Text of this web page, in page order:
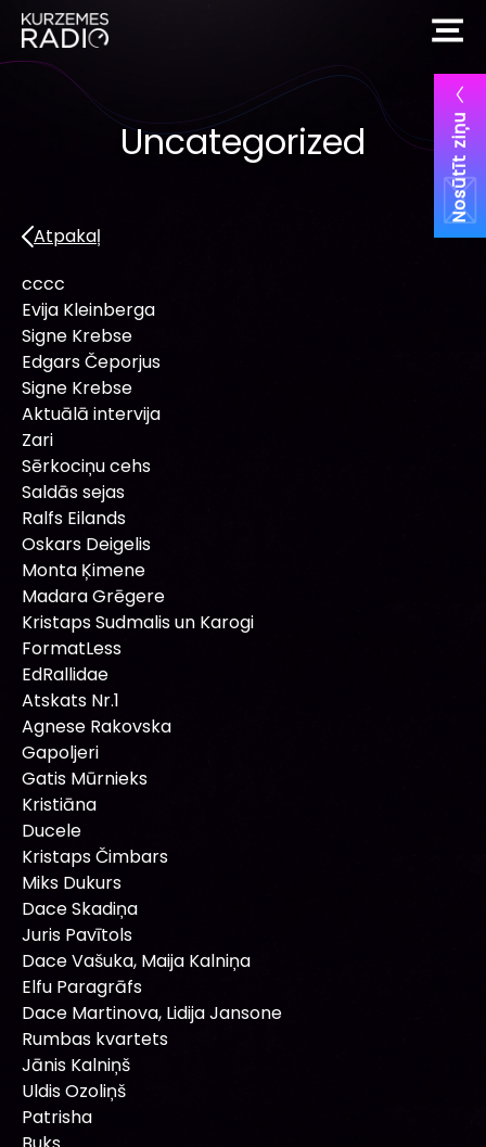
Nosūtīt ziņu
Uncategorized
Atpakaļ
cccc
Evija Kleinberga
Signe Krebse
Edgars Čeporjus
Signe Krebse
Aktuālā intervija
Zari
Sērkociņu cehs
Saldās sejas
Ralfs Eilands
Oskars Deigelis
Monta Ķimene
Madara Grēgere
Kristaps Sudmalis un Karogi
FormatLess
EdRallidae
Atskats Nr.1
Agnese Rakovska
Gapoljeri
Gatis Mūrnieks
Kristiāna
Ducele
Kristaps Čimbars
Miks Dukurs
Dace Skadiņa
Juris Pavītols
Dace Vašuka, Maija Kalniņa
Elfu Paragrāfs
Dace Martinova, Lidija Jansone
Rumbas kvartets
Jānis Kalniņš
Uldis Ozoliņš
Patrisha